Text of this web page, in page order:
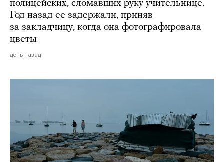
полицейских, сломавших руку учительнице.
Год назад ее задержали, приняв
за закладчицу, когда она фотографировала
цветы
день назад